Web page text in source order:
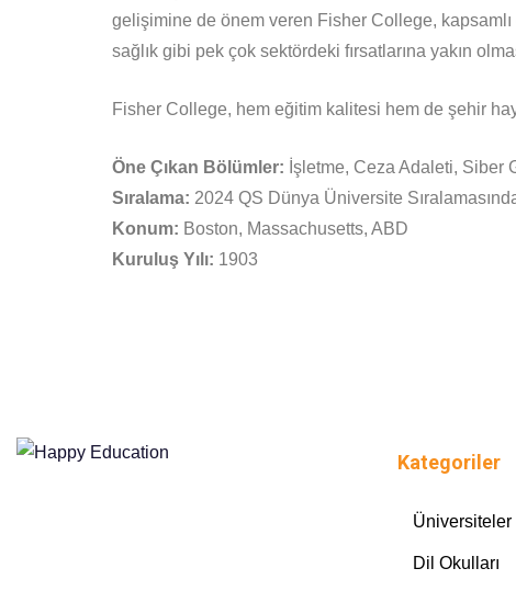
gelişimine de önem veren Fisher College,
sağlık gibi pek çok sektördeki fırsatlarına yakın
Fisher College, hem eğitim kalitesi hem de şehir
Öne Çıkan Bölümler: İşletme, Ceza Adaleti, Siber
Sıralama: 2024 QS Dünya Üniversite
Konum: Boston, Massachusetts, ABD
Kuruluş Yılı: 1903
Kategoriler
Üniversiteler
Dil Okulları